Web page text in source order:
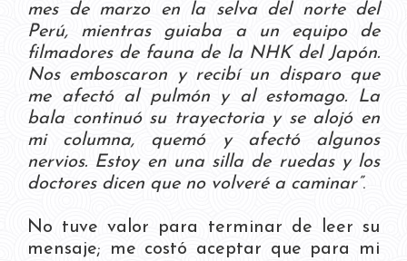
mes de marzo en la selva del norte del
Perú, mientras guiaba a un equipo de
filmadores de fauna de la NHK del Japón.
Nos emboscaron y recibí un disparo que
me afectó al pulmón y al estomago. La
bala continuó su trayectoria y se alojó en
mi columna, quemó y afectó algunos
nervios. Estoy en una silla de ruedas y los
doctores dicen que no volveré a caminar”.
No tuve valor para terminar de leer su
mensaje; me costó aceptar que para mi